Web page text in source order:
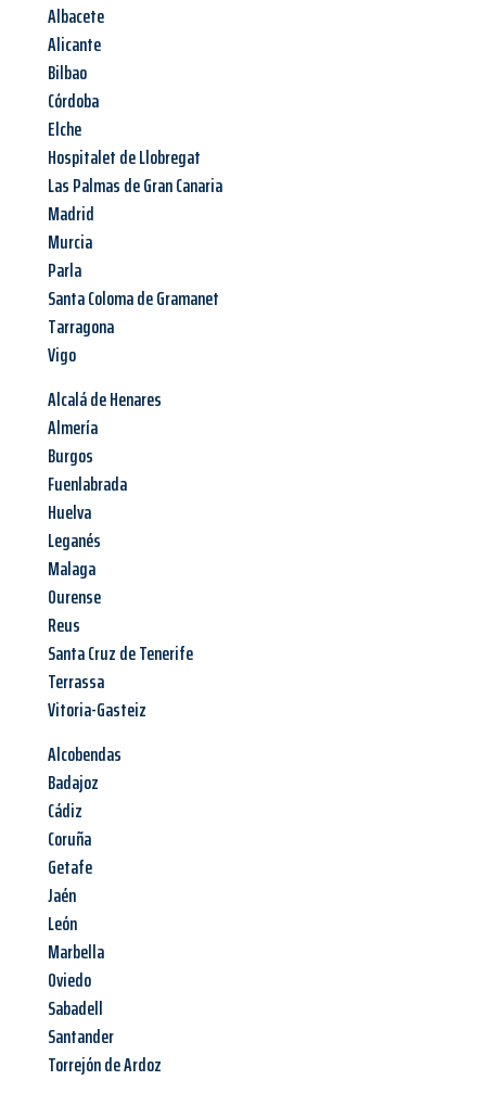
Albacete
Alicante
Bilbao
Córdoba
Elche
Hospitalet de Llobregat
Las Palmas de Gran Canaria
Madrid
Murcia
Parla
Santa Coloma de Gramanet
Tarragona
Vigo
Alcalá de Henares
Almería
Burgos
Fuenlabrada
Huelva
Leganés
Malaga
Ourense
Reus
Santa Cruz de Tenerife
Terrassa
Vitoria-Gasteiz
Alcobendas
Badajoz
Cádiz
Coruña
Getafe
Jaén
León
Marbella
Oviedo
Sabadell
Santander
Torrejón de Ardoz